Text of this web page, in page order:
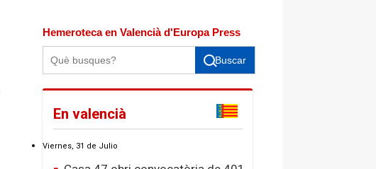
Hemeroteca en Valencià d'Europa Press
Buscar
En valencià
Viernes, 31 de Julio